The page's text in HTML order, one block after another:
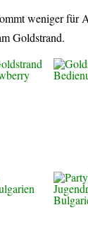
weniger für
Goldstrand.